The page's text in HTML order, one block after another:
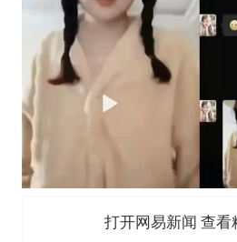
打开网易新闻 查看